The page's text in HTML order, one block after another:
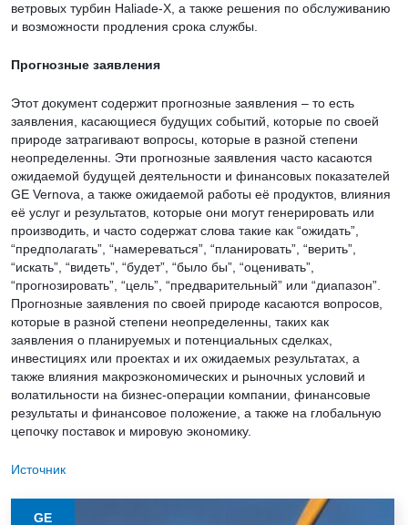
ветровых турбин Haliade-X, а также решения по обслуживанию
и возможности продления срока службы.
Прогнозные заявления
Этот документ содержит прогнозные заявления – то есть
заявления, касающиеся будущих событий, которые по своей
природе затрагивают вопросы, которые в разной степени
неопределенны. Эти прогнозные заявления часто касаются
ожидаемой будущей деятельности и финансовых показателей
GE Vernova, а также ожидаемой работы её продуктов, влияния
её услуг и результатов, которые они могут генерировать или
производить, и часто содержат слова такие как “ожидать”,
“предполагать”, “намереваться”, “планировать”, “верить”,
“искать”, “видеть”, “будет”, “было бы”, “оценивать”,
“прогнозировать”, “цель”, “предварительный” или “диапазон”.
Прогнозные заявления по своей природе касаются вопросов,
которые в разной степени неопределенны, таких как
заявления о планируемых и потенциальных сделках,
инвестициях или проектах и их ожидаемых результатах, а
также влияния макроэкономических и рыночных условий и
волатильности на бизнес-операции компании, финансовые
результаты и финансовое положение, а также на глобальную
цепочку поставок и мировую экономику.
Источник
GE